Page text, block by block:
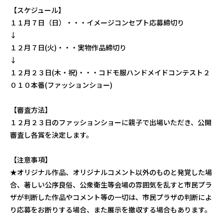
【スケジュール】
１１月７日（日）・・・イメージコンセプト応募締切り
↓
１２月７日(火)・・・実物作品締切り
↓
１２月２３日(木・祝)・・・コドモ服ハンドメイドコンテスト２
０１０本番(ファッションショー)
【審査方法】
１２月２３日のファッションショーに親子で出場いただき、公開
審査し各賞を決定します。
【注意事項】
★オリジナル作品、オリジナルコメント以外のものと発覚した場
合、著しい公序良俗、公衆衛生等会場の雰囲気を乱すと市民プラ
ザが判断した作品やコメント等の一切は、市民プラザの判断によ
り応募をお断りする場合、また展示を撤収する場合もあります。